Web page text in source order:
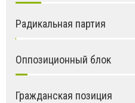
Радикальная партия
Оппозиционный блок
Гражданская позиция